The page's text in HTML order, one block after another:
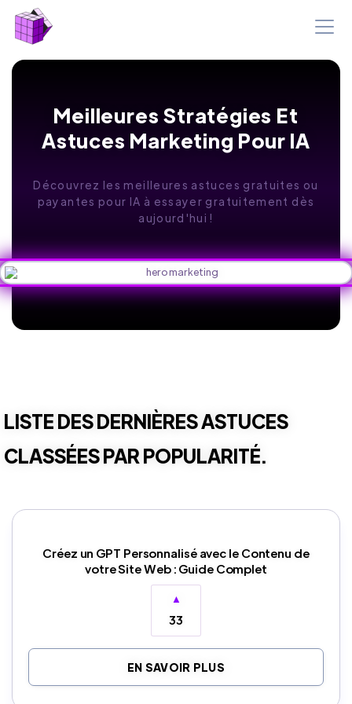
Meilleures Stratégies Et
Astuces Marketing Pour IA
Découvrez les meilleures astuces gratuites ou
payantes pour IA à essayer gratuitement dès
aujourd'hui !
LISTE DES DERNIÈRES ASTUCES
CLASSÉES PAR POPULARITÉ.
Créez un GPT Personnalisé avec le Contenu de
votre Site Web : Guide Complet
▲
33
EN SAVOIR PLUS